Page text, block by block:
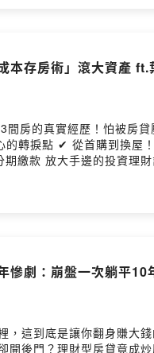
本存房術」滾大資產 ft.
房的真實經歷！怕被房
轉捩點 ✔ 從首購到換屋
投資理財計畫？ 主持人：
慘劇：崩盤一次躺平10
這到底是讓你翻身賺大